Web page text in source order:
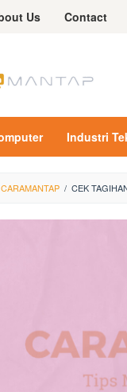
Us Contact
Industri
CARAMANTAP / CEK